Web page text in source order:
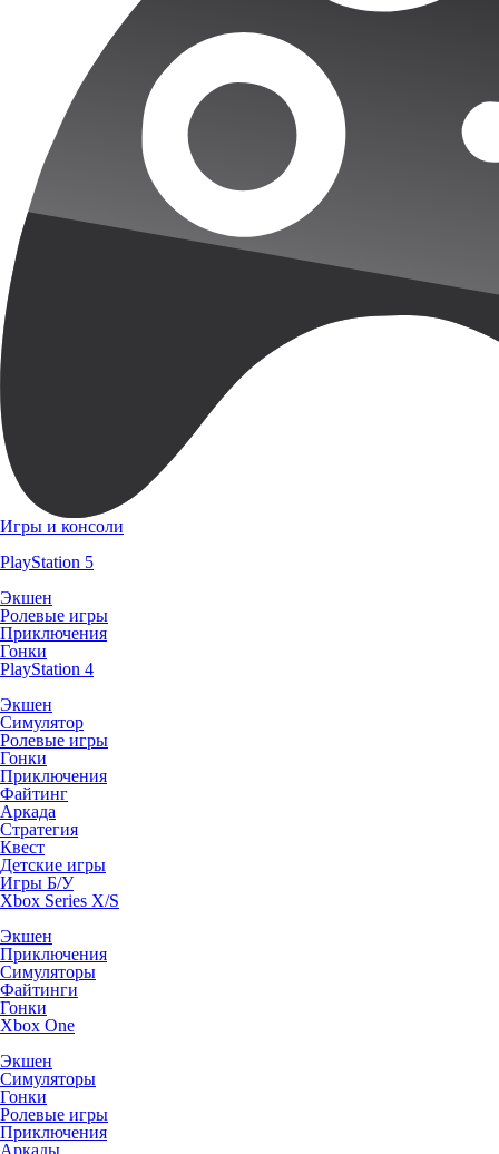
Игры и консоли
PlayStation 5
Экшен
Ролевые игры
Приключения
Гонки
PlayStation 4
Экшен
Симулятор
Ролевые игры
Гонки
Приключения
Файтинг
Аркада
Стратегия
Квест
Детские игры
Игры Б/У
Xbox Series X/S
Экшен
Приключения
Симуляторы
Файтинги
Гонки
Xbox One
Экшен
Симуляторы
Гонки
Ролевые игры
Приключения
Аркады